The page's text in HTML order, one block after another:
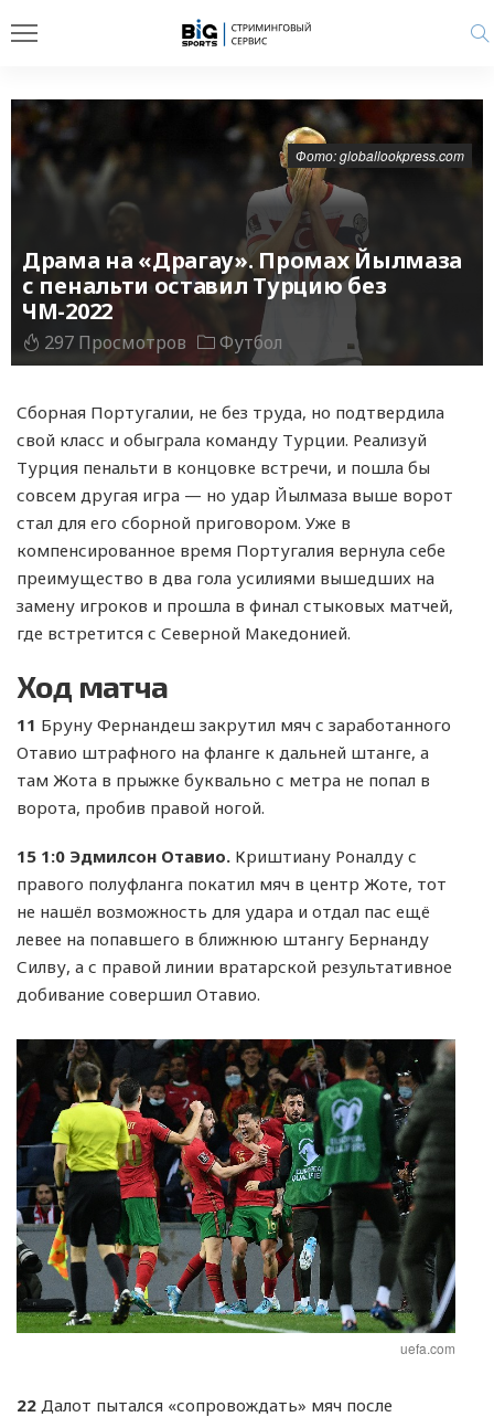
Драма на «Драгау». Промах Йылмаза
с пенальти оставил Турцию без
ЧМ-2022
297 Просмотров Футбол
Фото: globallookpress.com
Сборная Португалии, не без труда, но подтвердила
свой класс и обыграла команду Турции. Реализуй
Турция пенальти в концовке встречи, и пошла бы
совсем другая игра — но удар Йылмаза выше ворот
стал для его сборной приговором. Уже в
компенсированное время Португалия вернула себе
преимущество в два гола усилиями вышедших на
замену игроков и прошла в финал стыковых матчей,
где встретится с Северной Македонией.
Ход матча
11 Бруну Фернандеш закрутил мяч с заработанного
Отавио штрафного на фланге к дальней штанге, а
там Жота в прыжке буквально с метра не попал в
ворота, пробив правой ногой.
15 1:0 Эдмилсон Отавио. Криштиану Роналду с
правого полуфланга покатил мяч в центр Жоте, тот
не нашёл возможность для удара и отдал пас ещё
левее на попавшего в ближнюю штангу Бернанду
Силву, а с правой линии вратарской результативное
добивание совершил Отавио.
uefa.com
22 Далот пытался «сопровождать» мяч после